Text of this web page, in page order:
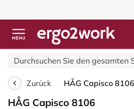
Zurück
HÅG Capisco 8106